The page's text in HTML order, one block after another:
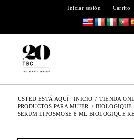
Iniciar sesión Carrito
USTED ESTÁ AQUÍ: INICIO / TIENDA
PRODUCTOS PARA MUJER
/ BIOLOGIQUE
SERUM LIPOSMOSE 8 ML BIOLOGIQUE